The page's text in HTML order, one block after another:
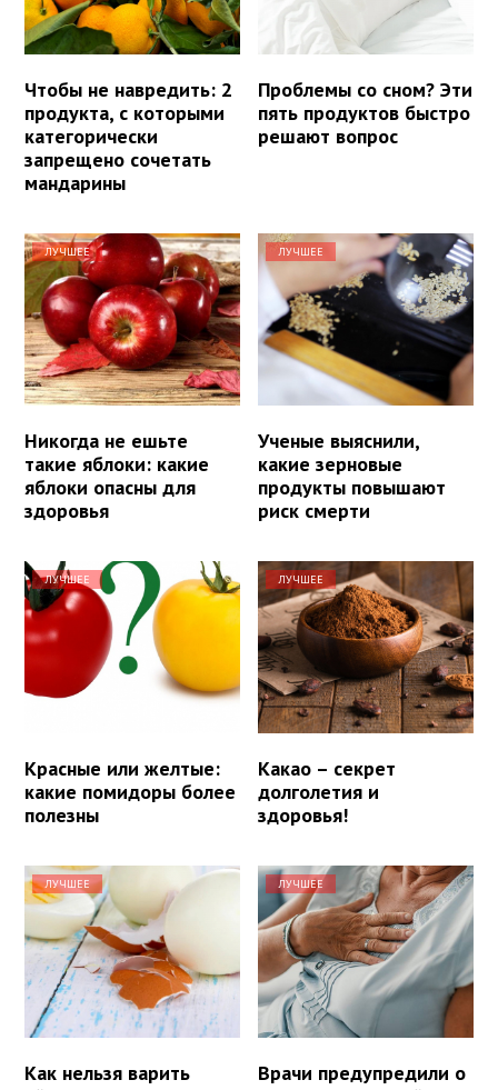
Чтобы не навредить: 2
продукта, с которыми
категорически
запрещено сочетать
мандарины
Проблемы со сном? Эти
пять продуктов быстро
решают вопрос
ЛУЧШЕЕ
Никогда не ешьте
такие яблоки: какие
яблоки опасны для
здоровья
ЛУЧШЕЕ
Ученые выяснили,
какие зерновые
продукты повышают
риск смерти
ЛУЧШЕЕ
Красные или желтые:
какие помидоры более
полезны
ЛУЧШЕЕ
Какао – секрет
долголетия и
здоровья!
ЛУЧШЕЕ
Как нельзя варить
ЛУЧШЕЕ
Врачи предупредили о